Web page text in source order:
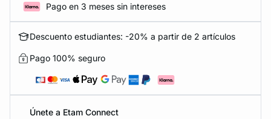
Pago en 3 meses sin intereses
Descuento estudiantes: -20% a partir de 2 artículos
Pago 100% seguro
Únete a Etam Connect